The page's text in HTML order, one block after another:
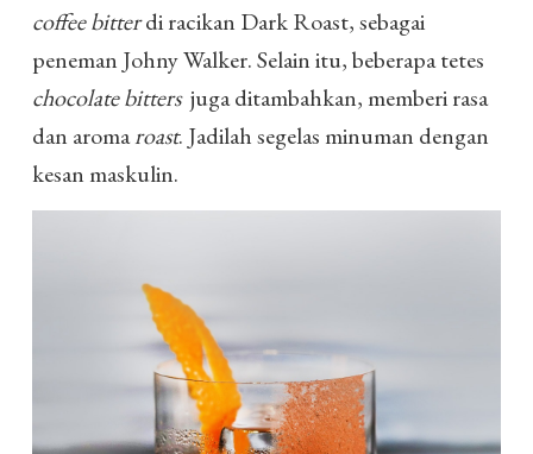
coffee bitterdi racikan Dark Roast, sebagai
peneman Johny Walker. Selain itu, beberapa tetes
chocolate bittersjuga ditambahkan, memberi rasa
dan aromaroast. Jadilah segelas minuman dengan
kesan maskulin.